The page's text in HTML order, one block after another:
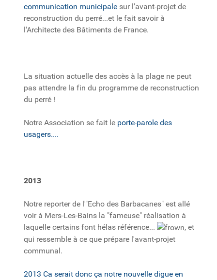
communication municipale sur l'avant-projet de
reconstruction du perré...et le fait savoir à
l'Architecte des Bâtiments de France.
La situation actuelle des accès à la plage ne peut
pas attendre la fin du programme de reconstruction
du perré !
Notre Association se fait le porte-parole des
usagers....
2013
Notre reporter de l'"Echo des Barbacanes" est allé
voir à Mers-Les-Bains la "fameuse" réalisation à
laquelle certains font hélas référence...
, et
qui ressemble à ce que prépare l'avant-projet
communal.
2013 Ca serait donc ça notre nouvelle digue en